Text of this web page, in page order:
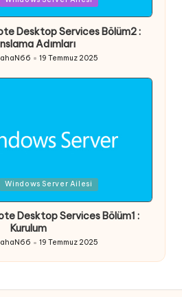
Desktop Services Bölüm2 :
Adımları
19 Temmuz 2025
Windows Server Ailesi
Desktop Services Bölüm1 :
Kurulum
19 Temmuz 2025